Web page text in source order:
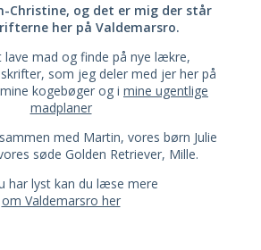
Christine, og det er mig der står
her på Valdemarsro.
lave mad og finde på nye lækre,
som jeg deler med jer her på
kogebøger og i mine ugentlige
madplaner
med Martin, vores børn Julie
søde Golden Retriever, Mille.
har lyst kan du læse mere
om Valdemarsro her